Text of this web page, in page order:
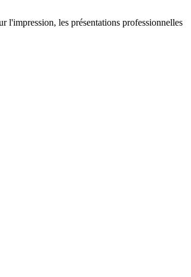
l'impression, les présentations professionnelles